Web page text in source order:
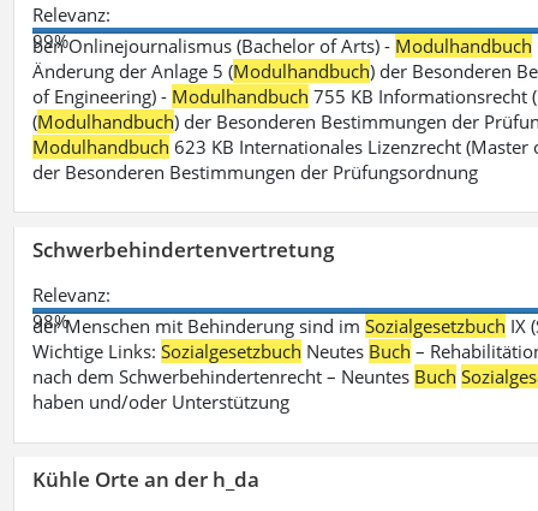
Relevanz:
99%
ben Onlinejournalismus (Bachelor of Arts) - Modulhandbuch
Änderung der Anlage 5 (Modulhandbuch) der Besonderen
of Engineering) - Modulhandbuch 755 KB Informationsrecht
(Modulhandbuch) der Besonderen Bestimmungen der
Modulhandbuch 623 KB Internationales Lizenzrecht (Master
der Besonderen Bestimmungen der Prüfungsordnung
Schwerbehindertenvertretung
Relevanz:
98%
der Menschen mit Behinderung sind imSozialgesetzbuch IX
Wichtige Links:Sozialgesetzbuch Neutes Buch –
nach dem Schwerbehindertenrecht – Neuntes Buch
haben und/oder Unterstützung
Kühle Orte an der h_da